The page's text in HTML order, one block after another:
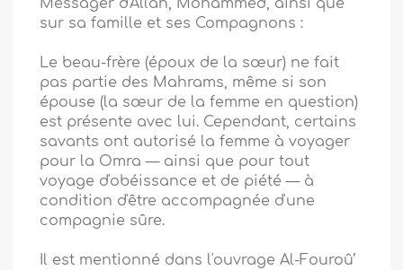
Messager d'Allah, Mohammed, ainsi que
sur sa famille et ses Compagnons :
Le beau-frère (époux de la sœur) ne fait
pas partie des Mahrams, même si son
épouse (la sœur de la femme en question)
est présente avec lui. Cependant, certains
savants ont autorisé la femme à voyager
pour la Omra — ainsi que pour tout
voyage d'obéissance et de piété — à
condition d'être accompagnée d'une
compagnie sûre.
Il est mentionné dans l'ouvrage Al-Fouroû’